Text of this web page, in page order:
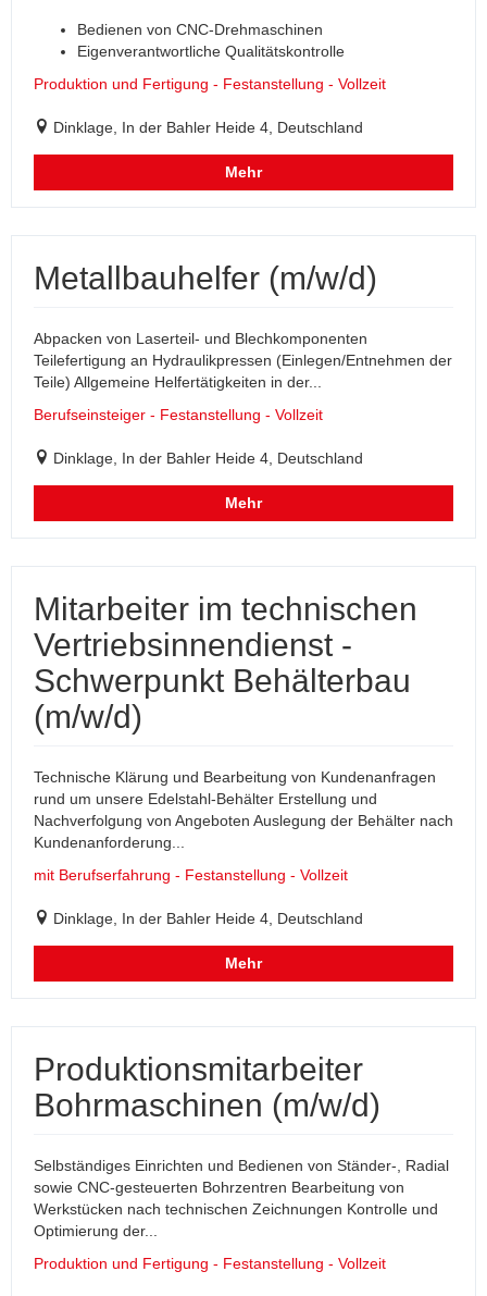
Bedienen von CNC-Drehmaschinen
Eigenverantwortliche Qualitätskontrolle
Produktion und Fertigung - Festanstellung - Vollzeit
Dinklage, In der Bahler Heide 4, Deutschland
Mehr
Metallbauhelfer (m/w/d)
Abpacken von Laserteil- und Blechkomponenten
Teilefertigung an Hydraulikpressen (Einlegen/Entnehmen der
Teile) Allgemeine Helfertätigkeiten in der...
Berufseinsteiger - Festanstellung - Vollzeit
Dinklage, In der Bahler Heide 4, Deutschland
Mehr
Mitarbeiter im technischen
Vertriebsinnendienst -
Schwerpunkt Behälterbau
(m/w/d)
Technische Klärung und Bearbeitung von Kundenanfragen
rund um unsere Edelstahl-Behälter Erstellung und
Nachverfolgung von Angeboten Auslegung der Behälter nach
Kundenanforderung...
mit Berufserfahrung - Festanstellung - Vollzeit
Dinklage, In der Bahler Heide 4, Deutschland
Mehr
Produktionsmitarbeiter
Bohrmaschinen (m/w/d)
Selbständiges Einrichten und Bedienen von Ständer-, Radial
sowie CNC-gesteuerten Bohrzentren Bearbeitung von
Werkstücken nach technischen Zeichnungen Kontrolle und
Optimierung der...
Produktion und Fertigung - Festanstellung - Vollzeit